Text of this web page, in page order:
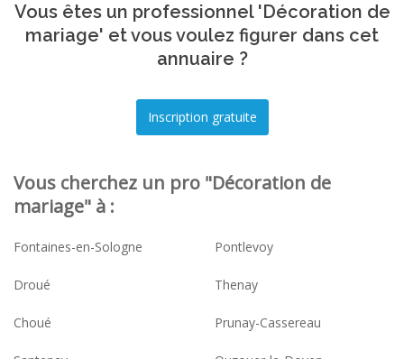
Vous êtes un professionnel 'Décoration de
mariage' et vous voulez figurer dans cet
annuaire ?
Vous cherchez un pro "Décoration de
mariage" à :
Fontaines-en-Sologne Pontlevoy
Droué Thenay
Choué Prunay-Cassereau